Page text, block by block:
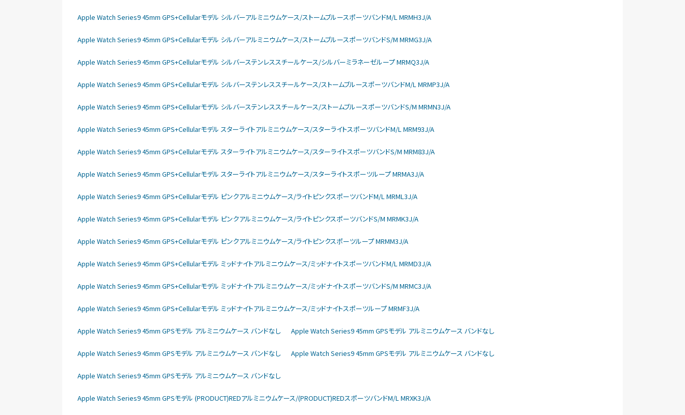
Apple Watch Series9 45mm GPS+Cellularモデル シルバーアルミニウムケース/ストームブルースポーツバンドM/L MRMH3J/A
Apple Watch Series9 45mm GPS+Cellularモデル シルバーアルミニウムケース/ストームブルースポーツバンドS/M MRMG3J/A
Apple Watch Series9 45mm GPS+Cellularモデル シルバーステンレススチールケース/シルバーミラネーゼループ MRMQ3J/A
Apple Watch Series9 45mm GPS+Cellularモデル シルバーステンレススチールケース/ストームブルースポーツバンドM/L MRMP3J/A
Apple Watch Series9 45mm GPS+Cellularモデル シルバーステンレススチールケース/ストームブルースポーツバンドS/M MRMN3J/A
Apple Watch Series9 45mm GPS+Cellularモデル スターライトアルミニウムケース/スターライトスポーツバンドM/L MRM93J/A
Apple Watch Series9 45mm GPS+Cellularモデル スターライトアルミニウムケース/スターライトスポーツバンドS/M MRM83J/A
Apple Watch Series9 45mm GPS+Cellularモデル スターライトアルミニウムケース/スターライトスポーツループ MRMA3J/A
Apple Watch Series9 45mm GPS+Cellularモデル ピンクアルミニウムケース/ライトピンクスポーツバンドM/L MRML3J/A
Apple Watch Series9 45mm GPS+Cellularモデル ピンクアルミニウムケース/ライトピンクスポーツバンドS/M MRMK3J/A
Apple Watch Series9 45mm GPS+Cellularモデル ピンクアルミニウムケース/ライトピンクスポーツループ MRMM3J/A
Apple Watch Series9 45mm GPS+Cellularモデル ミッドナイトアルミニウムケース/ミッドナイトスポーツバンドM/L MRMD3J/A
Apple Watch Series9 45mm GPS+Cellularモデル ミッドナイトアルミニウムケース/ミッドナイトスポーツバンドS/M MRMC3J/A
Apple Watch Series9 45mm GPS+Cellularモデル ミッドナイトアルミニウムケース/ミッドナイトスポーツループ MRMF3J/A
Apple Watch Series9 45mm GPSモデル アルミニウムケース バンドなし Apple Watch Series9 45mm GPSモデル アルミニウムケース バンドなし
Apple Watch Series9 45mm GPSモデル アルミニウムケース バンドなし Apple Watch Series9 45mm GPSモデル アルミニウムケース バンドなし
Apple Watch Series9 45mm GPSモデル アルミニウムケース バンドなし
Apple Watch Series9 45mm GPSモデル (PRODUCT)REDアルミニウムケース/(PRODUCT)REDスポーツバンドM/L MRXK3J/A